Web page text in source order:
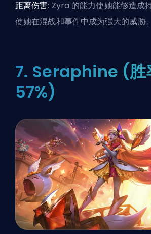
距离伤害: Zyra 的能力使她能够造成
使她在混战和事件中成为强大的威胁。
7. Seraphine (胜
57%)